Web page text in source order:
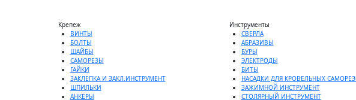
Крепеж
ВИНТЫ
БОЛТЫ
ШАЙБЫ
САМОРЕЗЫ
ГАЙКИ
ЗАКЛЕПКА И ЗАКЛ.ИНСТРУМЕНТ
ШПИЛЬКИ
АНКЕРЫ
Инструменты
СВЕРЛА
АБРАЗИВЫ
БУРЫ
ЭЛЕКТРОДЫ
БИТЫ
НАСАДКИ ДЛЯ КРОВЕЛЬНЫХ
ЗАЖИМНОЙ ИНСТРУМЕНТ
СТОЛЯРНЫЙ ИНСТРУМЕНТ